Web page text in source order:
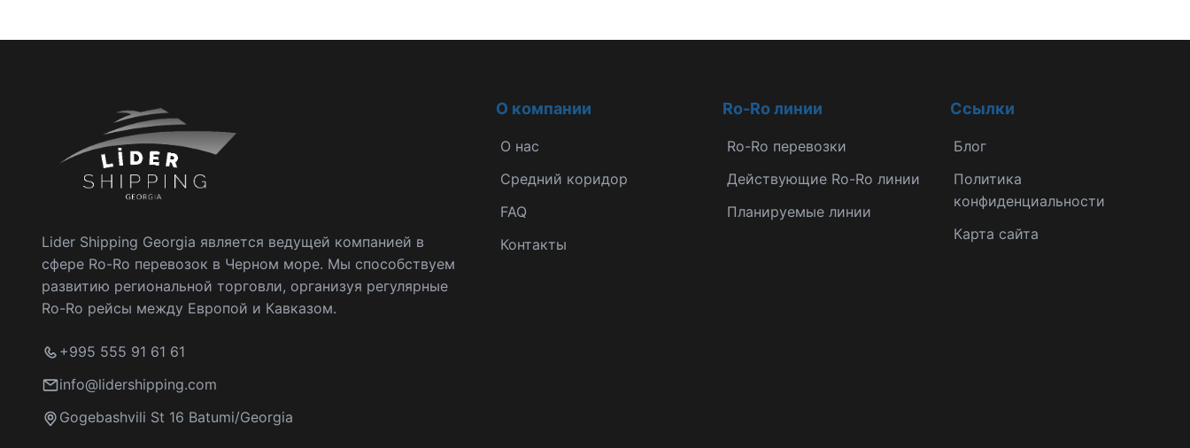
Lider Shipping Georgia является ведущей компанией в
сфере Ro-Ro перевозок в Черном море. Мы способствуем
развитию региональной торговли, организуя регулярные
Ro-Ro рейсы между Европой и Кавказом.
+995 555 91 61 61
info@lidershipping.com
Gogebashvili St 16 Batumi/Georgia
О компании
О нас
Средний коридор
FAQ
Контакты
Ro-Ro линии
Ro-Ro перевозки
Действующие Ro-Ro линии
Планируемые линии
Ссылки
Блог
Политика
конфиденциальности
Карта сайта